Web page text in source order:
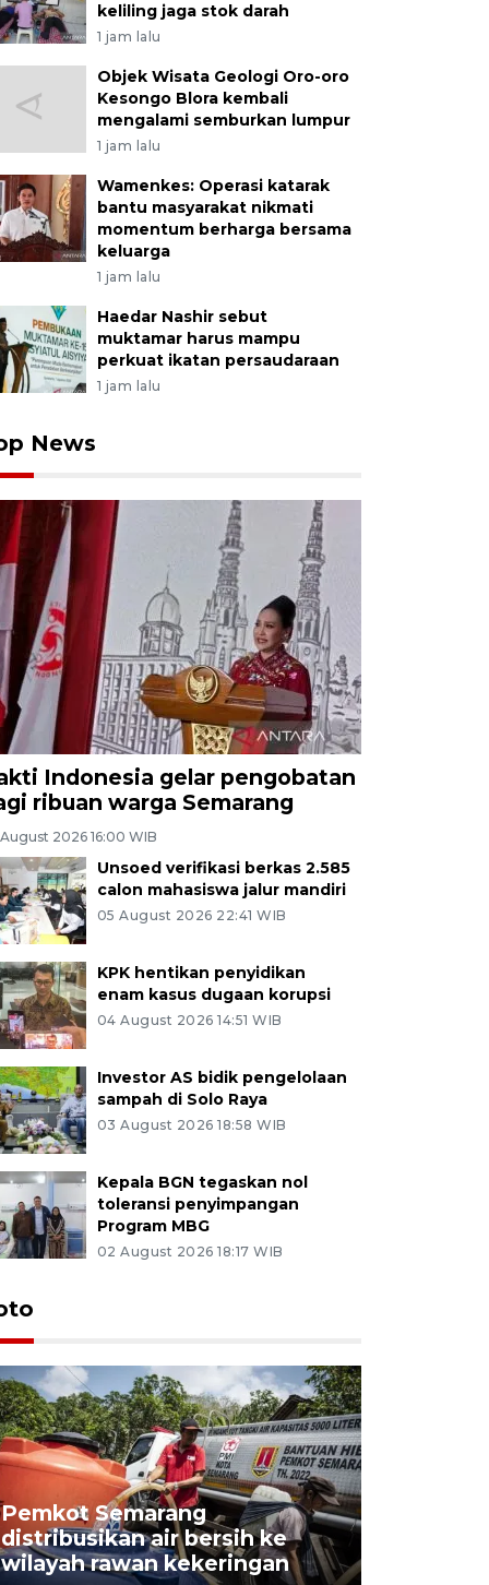
keliling jaga stok darah
1 jam lalu
Objek Wisata Geologi Oro-oro
Kesongo Blora kembali
mengalami semburkan lumpur
1 jam lalu
Wamenkes: Operasi katarak
bantu masyarakat nikmati
momentum berharga bersama
keluarga
1 jam lalu
Haedar Nashir sebut
muktamar harus mampu
perkuat ikatan persaudaraan
1 jam lalu
News
Indonesia gelar pengobatan
ribuan warga Semarang
2026 16:00 WIB
Unsoed verifikasi berkas 2.585
calon mahasiswa jalur mandiri
05 August 2026 22:41 WIB
KPK hentikan penyidikan
enam kasus dugaan korupsi
04 August 2026 14:51 WIB
Investor AS bidik pengelolaan
sampah di Solo Raya
03 August 2026 18:58 WIB
Kepala BGN tegaskan nol
toleransi penyimpangan
Program MBG
02 August 2026 18:17 WIB
Pemkot Semarang
distribusikan air bersih ke
wilayah rawan kekeringan